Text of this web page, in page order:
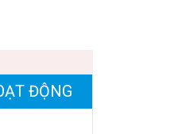
ĐỘNG